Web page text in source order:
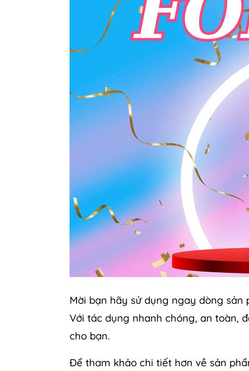
Mời bạn hãy sử dụng ngay dòng sản
Với tác dụng nhanh chóng, an toàn,
cho bạn.
Để tham khảo chi tiết hơn về sản